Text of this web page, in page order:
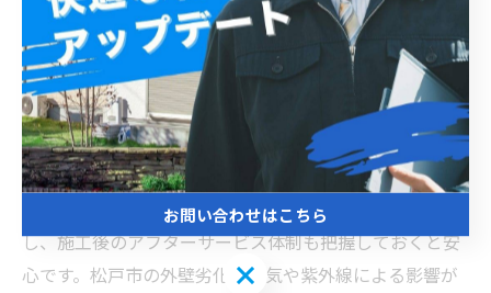
地域に根ざした施工実績が豊富な業者を選ぶことがポイ
ントです。松戸市の気候や建物の特性を理解している業
者は、適切な塗料選びや施工方法を提案してくれます。
また、見積もりは複数社から取り、内容をしっかり比較
検討しましょう。見積もりには塗料の種類や施工範囲、
保証内容が明確に記載されているかを確認することが大
切です。さらに、契約前に施工事例や口コミをチェック
し、施工後のアフターサービス体制も把握しておくと安
心です。松戸市の外壁劣化は湿気や紫外線による影響が
お問い合わせはこちら
お問い合わせはこちら